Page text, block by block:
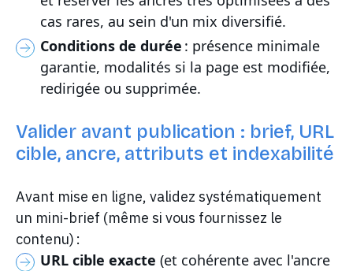
cas rares, au sein d'un mix diversifié.
Conditions de durée : présence minimale
garantie, modalités si la page est modifiée,
redirigée ou supprimée.
Valider avant publication : brief, URL
cible, ancre, attributs et indexabilité
Avant mise en ligne, validez systématiquement
un mini-brief (même si vous fournissez le
contenu) :
URL cible exacte (et cohérente avec l'ancre